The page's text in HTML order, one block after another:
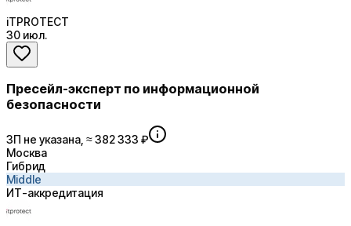
iTPROTECT
30 июл.
Пресейл-эксперт по информационной
безопасности
ЗП не указана, ≈ 382 333 ₽
Москва
Гибрид
Middle
ИТ-аккредитация